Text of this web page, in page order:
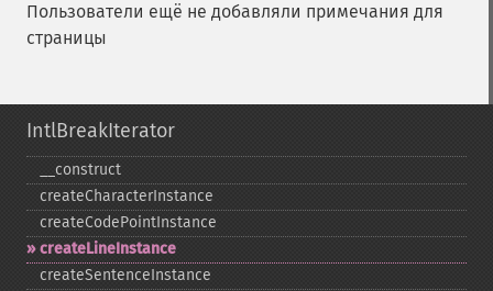
Пользователи ещё не добавляли примечания для
страницы
IntlBreakIterator
_​_​construct
createCharacterInstance
createCodePointInstance
createLineInstance
createSentenceInstance